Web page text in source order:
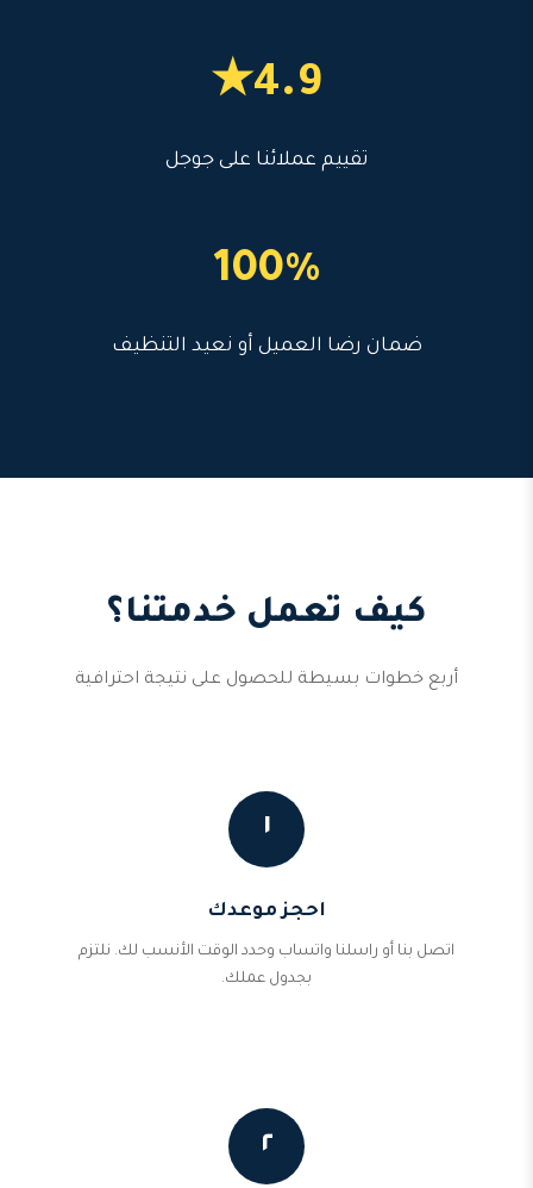
4.9★
تقييم عملائنا على جوجل
100%
ضمان رضا العميل أو نعيد التنظيف
كيف تعمل خدمتنا؟
أربع خطوات بسيطة للحصول على نتيجة احترافية
١
احجز موعدك
اتصل بنا أو راسلنا واتساب وحدد الوقت الأنسب لك. نلتزم
بجدول عملك.
٢